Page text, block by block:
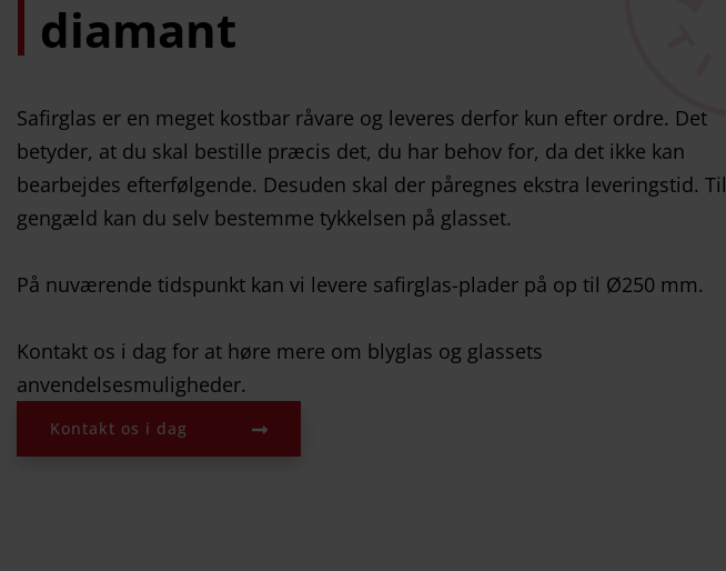
diamant
Safirglas er en meget kostbar råvare og leveres derfor kun efter ordre. Det
betyder, at du skal bestille præcis det, du har behov for, da det ikke kan
bearbejdes efterfølgende. Desuden skal der påregnes ekstra leveringstid. Til
gengæld kan du selv bestemme tykkelsen på glasset.
På nuværende tidspunkt kan vi levere safirglas-plader på op til Ø250 mm.
Kontakt os i dag for at høre mere om blyglas og glassets
anvendelsesmuligheder.
Kontakt os i dag